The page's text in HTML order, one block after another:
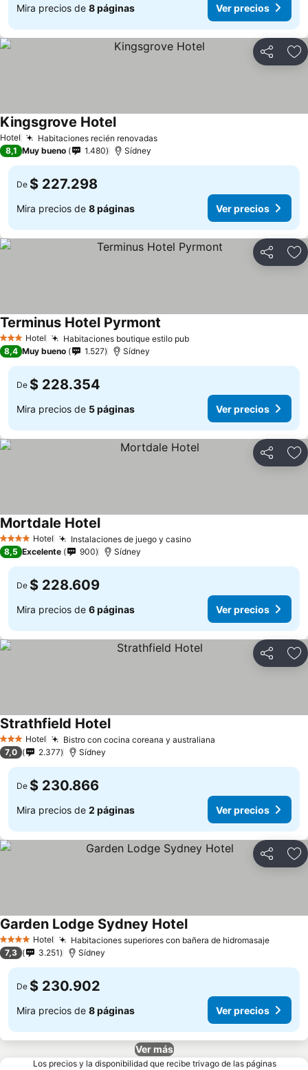
Mira precios de 8 páginas Ver precios
Compartir
Hotel Habitaciones recién renovadasVer precios
Kingsgrove HotelVer precios
8,1 Muy bueno 1.480 Sídney
De $ 227.298
Mira precios de 8 páginas Ver precios
Compartir
3 Estrellas
Hotel Habitaciones boutique estilo pubVer precios
Terminus Hotel Pyrmont
8,4 Muy bueno 1.527 Sídney
De $ 228.354
Mira precios de 5 páginas Ver precios
Compartir
4 EstrellasHotel Instalaciones de juego y casinoVer precios
Mortdale HotelVer precios
8,5 Excelente 900 Sídney
De $ 228.609
Mira precios de 6 páginas Ver precios
Compartir
3 Estrellas
Hotel Bistro con cocina coreana y australiana
Strathfield HotelVer precios
7,0 2.377 Sídney
De $ 230.866
Mira precios de 2 páginas Ver precios
Compartir
4 EstrellasHotel Habitaciones superiores con bañera de hidromasajeVer
Garden Lodge Sydney HotelVer precios
7,3 3.251 Sídney
De $ 230.902
Mira precios de 8 páginas Ver precios
Ver más
Los precios y la disponibilidad que recibe trivago de las páginas